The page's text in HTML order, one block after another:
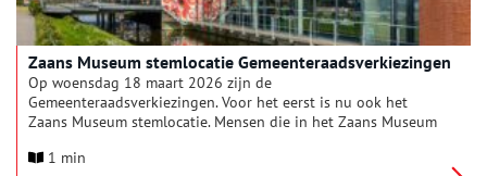
Zaans Museum stemlocatie Gemeenteraadsverkiezingen
Op woensdag 18 maart 2026 zijn de
Gemeenteraadsverkiezingen. Voor het eerst is nu ook het
Zaans Museum stemlocatie. Mensen die in het Zaans Museum
Een ideale manier om de democratie te vieren én een
1 min